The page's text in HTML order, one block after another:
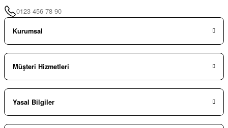
0123 456 78 90
Kurumsal
Müşteri Hizmetleri
Yasal Bilgiler